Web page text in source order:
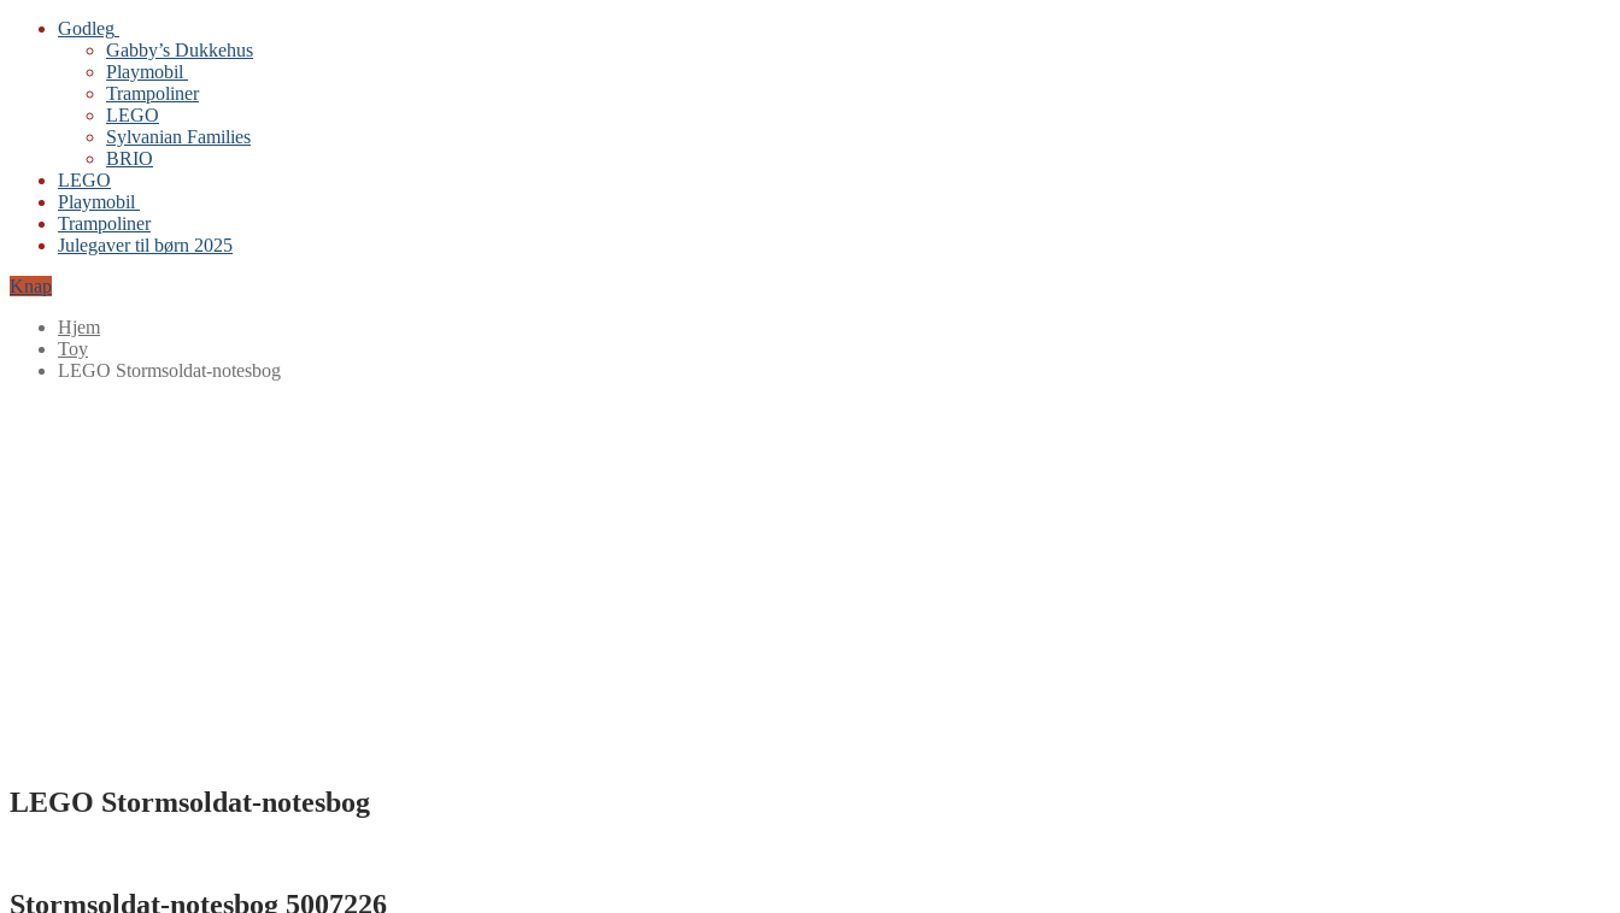
Godleg
Gabby’s Dukkehus
Playmobil
Trampoliner
LEGO
Sylvanian Families
BRIO
LEGO
Playmobil
Trampoliner
Julegaver til børn 2025
Knap
Hjem
Toy
LEGO Stormsoldat-notesbog
LEGO Stormsoldat-notesbog
Stormsoldat-notesbog 5007226